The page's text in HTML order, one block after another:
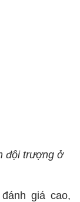
đội trượng ở
giá cao,